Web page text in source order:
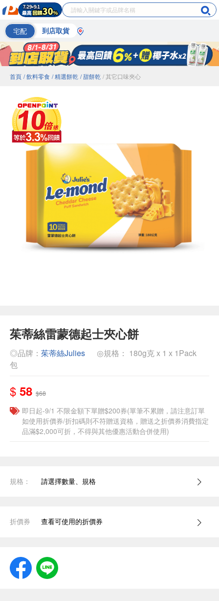
宅配 到店取貨
首頁 / 飲料零食 / 精選餅乾 / 甜餅乾 / 其它口味夾心
茱蒂絲雷蒙德起士夾心餅
◎品牌： 茱蒂絲Julies
◎規格： 180g克 x 1 x 1Pack
包
$ 58 $68
即日起-9/1 不限金額下單贈$200券(單筆不累贈，請注意訂單
如使用折價券/折扣碼則不符贈送資格，贈送之折價券消費指定
品滿$2,000可折，不得與其他優惠活動合併使用)
規格： 請選擇數量、規格
折價券 查看可使用的折價券